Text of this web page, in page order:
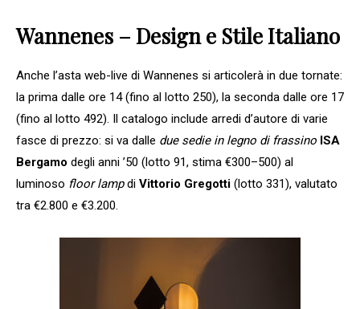
Wannenes – Design e Stile Italiano
Anche l’asta web-live di Wannenes si articolerà in due tornate:
la prima dalle ore 14 (fino al lotto 250), la seconda dalle ore 17
(fino al lotto 492). Il catalogo include arredi d’autore di varie
fasce di prezzo: si va dalle due sedie in legno di frassino ISA
Bergamo degli anni ’50 (lotto 91, stima €300–500) al
luminoso floor lampdi Vittorio Gregotti (lotto 331), valutato
tra €2.800 e €3.200.